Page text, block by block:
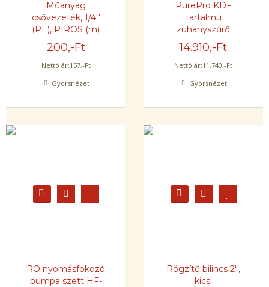
Műanyag
csővezeték, 1/4''
(PE), PIROS (m)
200,-Ft
Nettó ár:157,-Ft
Gyorsnézet
PurePro KDF
tartalmú
zuhanyszűrő
14.910,-Ft
Nettó ár:11.740,-Ft
Gyorsnézet
RO nyomásfokozó
pumpa szett HF-
Rögzítő bilincs 2'',
kicsi